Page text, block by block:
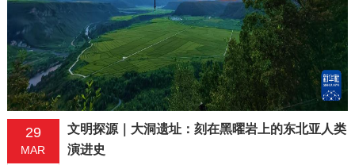
29
MAR
文明探源｜大洞遗址：刻在黑曜岩上的东北亚人类
演进史